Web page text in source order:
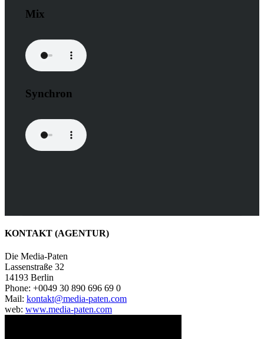
Mix
Synchron
KONTAKT (AGENTUR)
Die Media-Paten
Lassenstraße 32
14193 Berlin
Phone: +0049 30 890 696 69 0
Mail: kontakt@media-paten.com
web: www.media-paten.com